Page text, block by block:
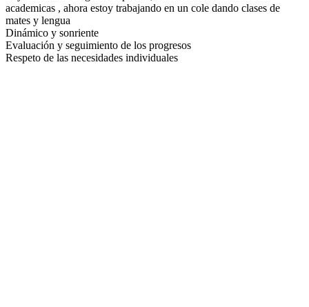
academicas , ahora estoy trabajando en un cole dando clases de
mates y lengua
Dinámico y sonriente
Evaluación y seguimiento de los progresos
Respeto de las necesidades individuales